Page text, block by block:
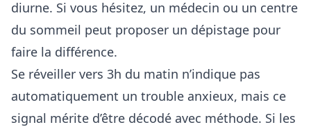
diurne. Si vous hésitez, un médecin ou un centre
du sommeil peut proposer un dépistage pour
faire la différence.
Se réveiller vers 3h du matin n’indique pas
automatiquement un trouble anxieux, mais ce
signal mérite d’être décodé avec méthode. Si les